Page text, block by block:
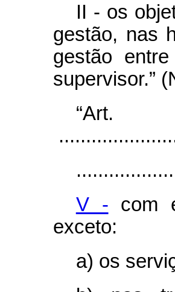
II - os
gestão, nas
gestão
supervisor.”
V - com
exceto:
a) os